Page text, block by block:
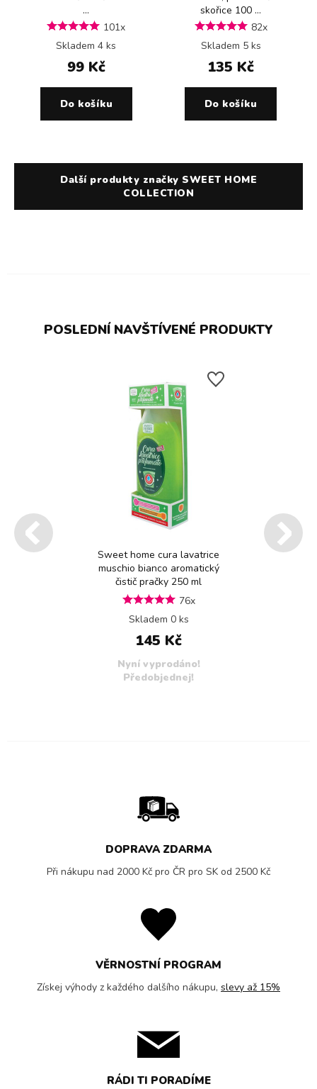
...
101x
Skladem 4 ks
99 Kč
Do košíku
skořice 100 ...
82x
Skladem 5 ks
135 Kč
Do košíku
Další produkty značky SWEET HOME
COLLECTION
POSLEDNÍ NAVŠTÍVENÉ PRODUKTY
Sweet home cura lavatrice
muschio bianco aromatický
čistič pračky 250 ml
76x
Skladem 0 ks
145 Kč
Nyní vyprodáno!
Předobjednej!
DOPRAVA ZDARMA
Při nákupu nad 2000 Kč pro ČR pro SK od 2500 Kč
VĚRNOSTNÍ PROGRAM
Získej výhody z každého dalšího nákupu, slevy až 15%
RÁDI TI PORADÍME